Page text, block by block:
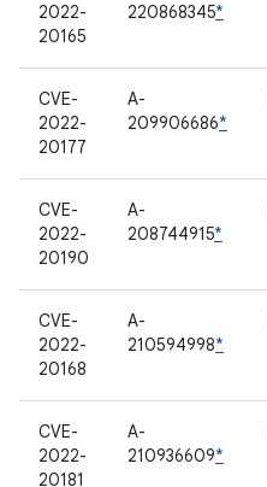
2022-
20165
220868345*
CVE-
2022-
20177
A-
209906686*
CVE-
2022-
20190
A-
208744915*
CVE-
2022-
20168
A-
210594998*
CVE-
2022-
20181
A-
210936609*